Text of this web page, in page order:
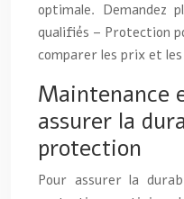
optimale. Demandez
qualifiés – Protection
comparer les prix et
Maintenance
assurer la
protection
Pour assurer la